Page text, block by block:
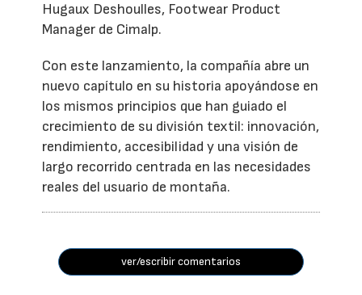
Hugaux Deshoulles, Footwear Product
Manager de Cimalp.
Con este lanzamiento, la compañía abre un
nuevo capítulo en su historia apoyándose en
los mismos principios que han guiado el
crecimiento de su división textil: innovación,
rendimiento, accesibilidad y una visión de
largo recorrido centrada en las necesidades
reales del usuario de montaña.
ver/escribir comentarios